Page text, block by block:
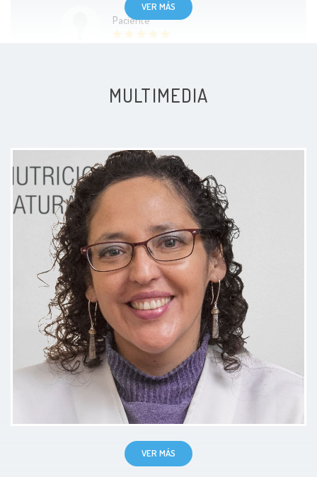
Paciente
muy asertiva .Respondió cada una
de mis dudas con mucha
amabilidad.
Paciente
Muy amable y detallada en el
tratamiento, me sentí muy cómoda
al hablar con ella
Paciente
VER MÁS
MULTIMEDIA
VER MÁS